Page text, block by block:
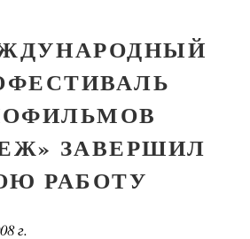
ЗАВЕРШИЛ
РАБОТУ
г.